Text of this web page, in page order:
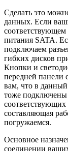
Сделать это
данных. Если
соответствующем
питания SATA.
подключаем
гибких дисков
Кнопки и
передней панели
вам, что в
тоже
составляющая
погружаемся.
Основное
соединении